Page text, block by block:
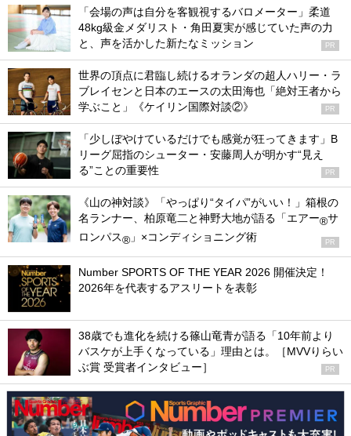
「会場の声は自分を客観視するバロメーター」柔道
48kg級金メダリスト・角田夏実が感じていた声の力
と、声を活かした新たなミッション
PR
世界の頂点に君臨し続けるオランダの超人ハリー・ラ
ブレイセンと日本のエースの太田海也「絶対王者から
学ぶこと」《ケイリン国際対談②》
PR
「少しぼやけているだけでも感覚が狂ってきます」B
リーグ屈指のシューター・安藤周人が明かす“見え
る”ことの重要性
PR
《山の神対談》「やっぱり“タイパ”がいい！」箱根の
名ランナー、柏原竜二と神野大地が語る「エアー®サ
ロンパス® 」×コンディショニング術 PR
Number SPORTS OF THE YEAR 2026 開催決定！
2026年を代表するアスリートを表彰
38歳でも進化を続ける篠山竜青が語る「10年前より
バスケが上手くなっている」理由とは。［MVVりらい
ぶ賞 受賞者インタビュー］
PR